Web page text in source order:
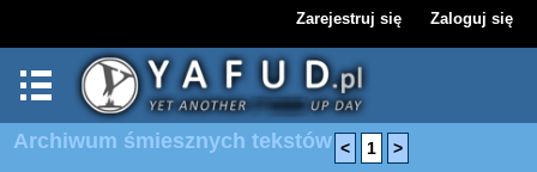
Zarejestruj się Zaloguj się
Archiwum śmiesznych tekstów < 1 >